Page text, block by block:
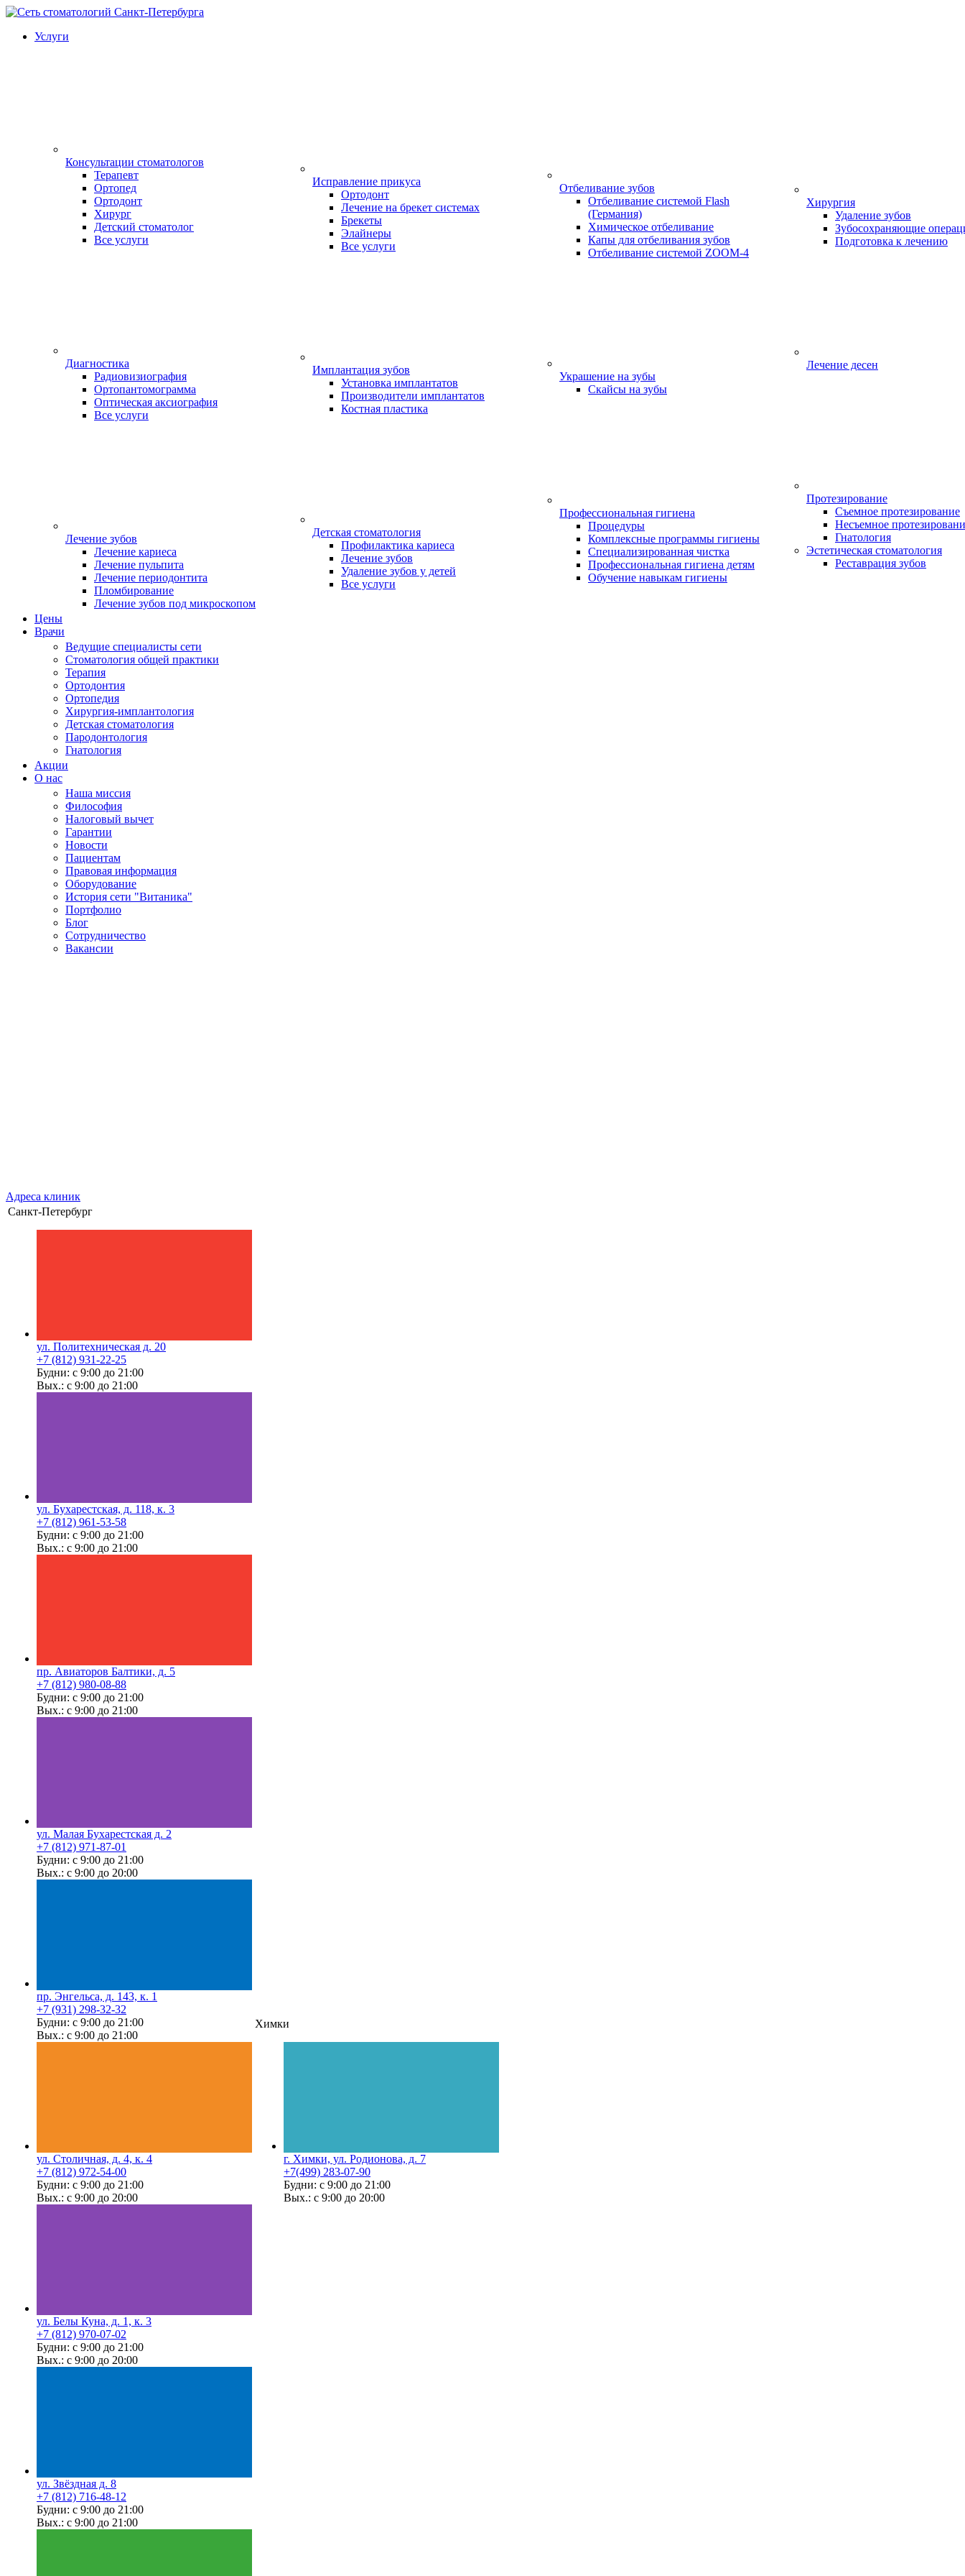
Услуги
Консультации стоматологов
Терапевт
Ортопед
Ортодонт
Хирург
Детский стоматолог
Все услуги
Диагностика
Радиовизиография
Ортопантомограмма
Оптическая аксиография
Все услуги
Лечение зубов
Лечение кариеса
Лечение пульпита
Лечение периодонтита
Пломбирование
Лечение зубов под микроскопом
Исправление прикуса
Ортодонт
Лечение на брекет системах
Брекеты
Элайнеры
Все услуги
Имплантация зубов
Установка имплантатов
Производители имплантатов
Костная пластика
Детская стоматология
Профилактика кариеса
Лечение зубов
Удаление зубов у детей
Все услуги
Отбеливание зубов
Отбеливание системой Flash
(Германия)
Химическое отбеливание
Капы для отбеливания зубов
Отбеливание системой ZOOM-4
Украшение на зубы
Скайсы на зубы
Профессиональная гигиена
Процедуры
Комплексные программы гигиены
Специализированная чистка
Профессиональная гигиена детям
Обучение навыкам гигиены
Хирургия
Удаление зубов
Зубосохраняющие
Подготовка к лечению
Лечение десен
Протезирование
Съемное протезирование
Несъемное
Гнатология
Эстетическая стоматология
Реставрация зубов
Цены
Врачи
Ведущие специалисты сети
Стоматология общей практики
Терапия
Ортодонтия
Ортопедия
Хирургия-имплантология
Детская стоматология
Пародонтология
Гнатология
Акции
О нас
Наша миссия
Философия
Налоговый вычет
Гарантии
Новости
Пациентам
Правовая информация
Оборудование
История сети "Витаника"
Портфолио
Блог
Сотрудничество
Вакансии
Адреса клиник
Санкт-Петербург
ул. Политехническая д. 20
+7 (812) 931-22-25
Будни: с 9:00 до 21:00
Вых.: с 9:00 до 21:00
ул. Бухарестская, д. 118, к. 3
+7 (812) 961-53-58
Будни: с 9:00 до 21:00
Вых.: с 9:00 до 21:00
пр. Авиаторов Балтики, д. 5
+7 (812) 980-08-88
Будни: с 9:00 до 21:00
Вых.: с 9:00 до 21:00
ул. Малая Бухарестская д. 2
+7 (812) 971-87-01
Будни: с 9:00 до 21:00
Вых.: с 9:00 до 20:00
пр. Энгельса, д. 143, к. 1
+7 (931) 298-32-32
Будни: с 9:00 до 21:00
Вых.: с 9:00 до 21:00
ул. Столичная, д. 4, к. 4
+7 (812) 972-54-00
Будни: с 9:00 до 21:00
Вых.: с 9:00 до 20:00
ул. Белы Куна, д. 1, к. 3
+7 (812) 970-07-02
Будни: с 9:00 до 21:00
Вых.: с 9:00 до 20:00
ул. Звёздная д. 8
+7 (812) 716-48-12
Будни: с 9:00 до 21:00
Вых.: с 9:00 до 21:00
Химки
г. Химки, ул. Родионова, д. 7
+7(499) 283-07-90
Будни: с 9:00 до 21:00
Вых.: с 9:00 до 20:00